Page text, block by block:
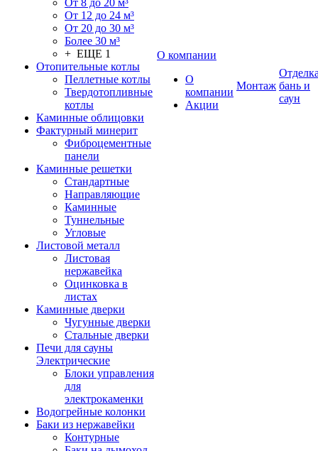
От 8 до 20 м³
От 12 до 24 м³
От 20 до 30 м³
Более 30 м³
+ ЕЩЕ 1
Отопительные котлы
Пеллетные котлы
Твердотопливные
котлы
Каминные облицовки
Фактурный минерит
Фиброцементные
панели
Каминные решетки
Стандартные
Направляющие
Каминные
Туннельные
Угловые
Листовой металл
Листовая
нержавейка
Оцинковка в
листах
Каминные дверки
Чугунные дверки
Стальные дверки
Печи для сауны
Электрические
Блоки управления
для
электрокаменки
Водогрейные колонки
Баки из нержавейки
Контурные
О компании
О
компании
Акции
Монтаж бань и
саун